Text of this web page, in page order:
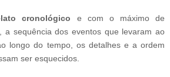
cronológico e com o máximo de
a sequência dos eventos que levaram ao
longo do tempo, os detalhes e a ordem
ser esquecidos.